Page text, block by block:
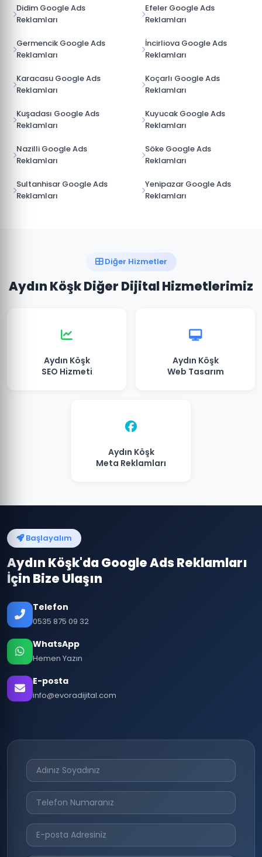
Didim Google Ads
Reklamları
Efeler Google Ads
Reklamları
Germencik Google Ads
Reklamları
İncirliova Google Ads
Reklamları
Karacasu Google Ads
Reklamları
Koçarlı Google Ads
Reklamları
Kuşadası Google Ads
Reklamları
Kuyucak Google Ads
Reklamları
Nazilli Google Ads
Reklamları
Söke Google Ads
Reklamları
Sultanhisar Google Ads
Reklamları
Yenipazar Google Ads
Reklamları
Diğer Hizmetler
Aydın Köşk Diğer Dijital Hizmetlerimiz
Aydın Köşk
SEO Hizmeti
Aydın Köşk
Web Tasarım
Aydın Köşk
Meta Reklamları
Başlayalım
Aydın Köşk'da Google Ads Reklamları
İçin Bize Ulaşın
Telefon
0535 875 09 32
WhatsApp
Hemen Yazın
E-posta
info@evoradijital.com